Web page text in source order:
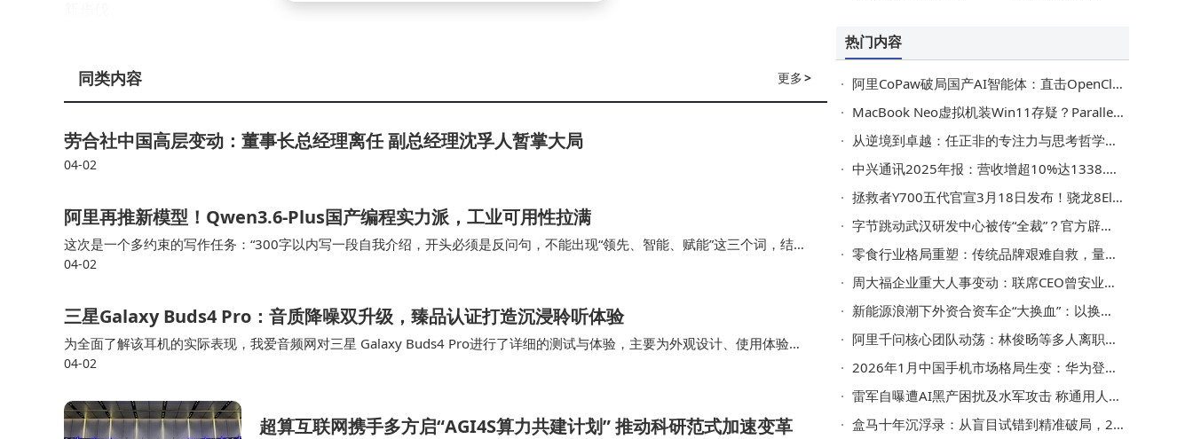
更多>
同类内容
劳合社中国高层变动：董事长总经理离任 副总经理沈孚人暂掌大局
04-02
阿里再推新模型！Qwen3.6-Plus国产编程实力派，工业可用性拉满
这次是一个多约束的写作任务：“300字以内写一段自我介绍，开头必须是反问句，不能出现“领先、智能、赋能”这三个词，结
尾必须有一个比喻，语气要像资深科技记者。” 这一套下来，Qwen3.6-Plus已经具备非…
04-02
三星Galaxy Buds4 Pro：音质降噪双升级，臻品认证打造沉浸聆听体验
为全面了解该耳机的实际表现，我爱音频网对三星 Galaxy Buds4 Pro进行了详细的测试与体验，主要为外观设计、使用体验和
数据实测。三星 Galaxy Buds4 Pro支持蓝牙6.1无线连接，我们…
04-02
超算互联网携手多方启“AGI4S算力共建计划” 推动科研范式加速变革
热门内容
阿里CoPaw破局国产AI智能体：直击OpenClaw痛点，开启本土化新篇章
MacBook Neo虚拟机装Win11存疑？Parallels：因芯片差异正全面测试
从逆境到卓越：任正非的专注力与思考哲学如何成就人生突围
中兴通讯2025年报：营收增超10%达1338.96亿 净利润降33.32%挑战仍存
拯救者Y700五代官宣3月18日发布！骁龙8Elite+9000mAh，LCD党游戏新选择
字节跳动武汉研发中心被传“全裁”？官方辟谣：仅50人调整办公地
零食行业格局重塑：传统品牌艰难自救，量贩新势力强势崛起
周大福企业重大人事变动：联席CEO曾安业退任 开启“双CEO”新篇章
新能源浪潮下外资合资车企“大换血”：以换帅为刃，破局中国市场新征程
阿里千问核心团队动荡：林俊旸等多人离职，开源与商业矛盾何解？
2026年1月中国手机市场格局生变：华为登顶，头部品牌竞争加剧
雷军自曝遭AI黑产困扰及水军攻击 称通用人形机器人普及尚需时日
盒马十年沉浮录：从盲目试错到精准破局，2000亿目标如何照进现实？